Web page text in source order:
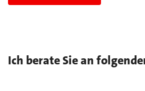
Ich berate Sie an